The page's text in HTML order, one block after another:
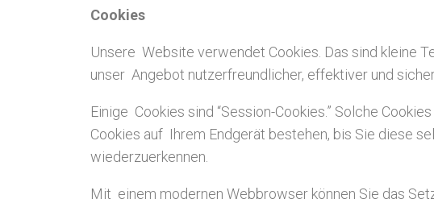
Cookies
Unsere Website verwendet Cookies. Das sind kleine
unser Angebot nutzerfreundlicher, effektiver und
Einige Cookies sind “Session-Cookies.” Solche
Cookies auf Ihrem Endgerät bestehen, bis Sie diese
wiederzuerkennen.
Mit einem modernen Webbrowser können Sie das